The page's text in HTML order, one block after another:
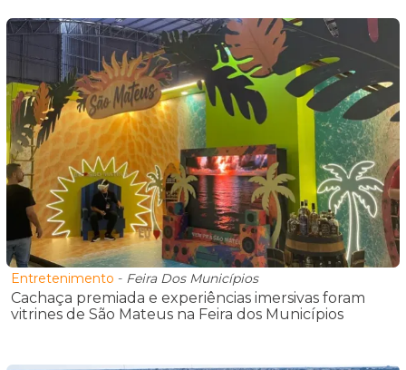
Entretenimento - Feira Dos Municípios
Cachaça premiada e experiências imersivas foram
vitrines de São Mateus na Feira dos Municípios